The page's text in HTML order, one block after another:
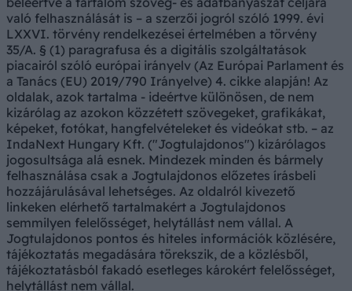
való felhasználását is – a szerzői jogról szóló 1999. évi
LXXVI. törvény rendelkezései értelmében a törvény
35/A. § (1) paragrafusa és a digitális szolgáltatások
piacairól szóló európai irányelv (Az Európai Parlament és
a Tanács (EU) 2019/790 Irányelve) 4. cikke alapján! Az
oldalak, azok tartalma - ideértve különösen, de nem
kizárólag az azokon közzétett szövegeket, grafikákat,
képeket, fotókat, hangfelvételeket és videókat stb. – az
IndaNext Hungary Kft. ("Jogtulajdonos") kizárólagos
jogosultsága alá esnek. Mindezek minden és bármely
felhasználása csak a Jogtulajdonos előzetes írásbeli
hozzájárulásával lehetséges. Az oldalról kivezető
linkeken elérhető tartalmakért a Jogtulajdonos
semmilyen felelősséget, helytállást nem vállal. A
Jogtulajdonos pontos és hiteles információk közlésére,
tájékoztatás megadására törekszik, de a közlésből,
tájékoztatásból fakadó esetleges károkért felelősséget,
helytállást nem vállal.